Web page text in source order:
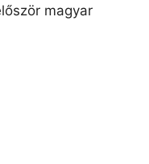
magyar